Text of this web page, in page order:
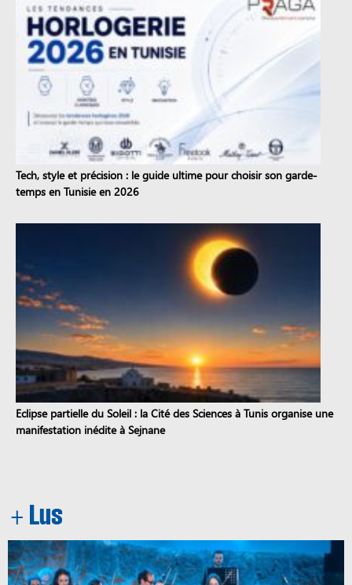
Tech, style et précision : le guide ultime pour choisir son garde-
temps en Tunisie en 2026
Eclipse partielle du Soleil : la Cité des Sciences à Tunis organise une
manifestation inédite à Sejnane